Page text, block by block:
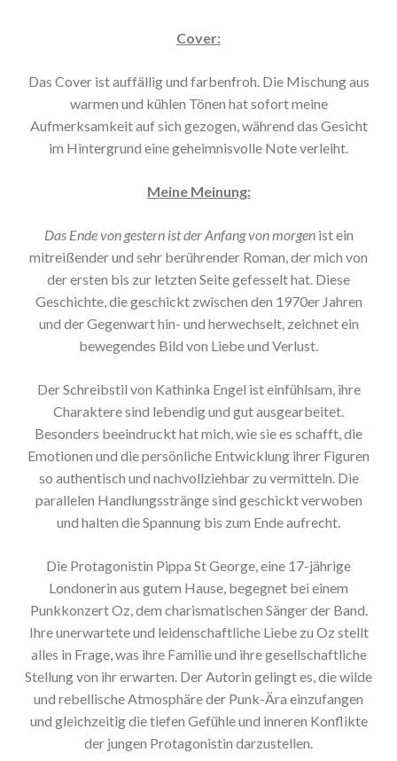
Cover:
Das Cover ist auffällig und farbenfroh. Die Mischung aus
warmen und kühlen Tönen hat sofort meine
Aufmerksamkeit auf sich gezogen, während das Gesicht
im Hintergrund eine geheimnisvolle Note verleiht.
Meine Meinung:
Das Ende von gestern ist der Anfang von morgenist ein
mitreißender und sehr berührender Roman, der mich von
der ersten bis zur letzten Seite gefesselt hat. Diese
Geschichte, die geschickt zwischen den 1970er Jahren
und der Gegenwart hin- und herwechselt, zeichnet ein
bewegendes Bild von Liebe und Verlust.
Der Schreibstil von Kathinka Engel ist einfühlsam, ihre
Charaktere sind lebendig und gut ausgearbeitet.
Besonders beeindruckt hat mich, wie sie es schafft, die
Emotionen und die persönliche Entwicklung ihrer Figuren
so authentisch und nachvollziehbar zu vermitteln. Die
parallelen Handlungsstränge sind geschickt verwoben
und halten die Spannung bis zum Ende aufrecht.
Die Protagonistin Pippa St George, eine 17-jährige
Londonerin aus gutem Hause, begegnet bei einem
Punkkonzert Oz, dem charismatischen Sänger der Band.
Ihre unerwartete und leidenschaftliche Liebe zu Oz stellt
alles in Frage, was ihre Familie und ihre gesellschaftliche
Stellung von ihr erwarten. Der Autorin gelingt es, die wilde
und rebellische Atmosphäre der Punk-Ära einzufangen
und gleichzeitig die tiefen Gefühle und inneren Konflikte
der jungen Protagonistin darzustellen.